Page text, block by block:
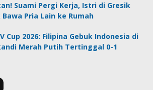
Suami Pergi Kerja, Istri di Gresik
Pria Lain ke Rumah
Cup 2026: Filipina Gebuk Indonesia di
Merah Putih Tertinggal 0-1